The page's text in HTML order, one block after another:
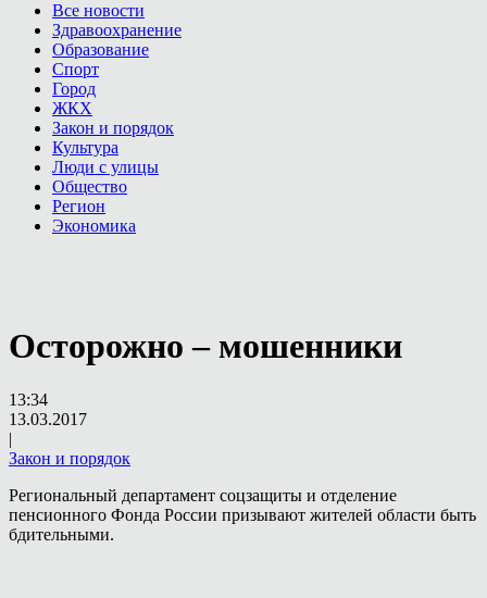
Все новости
Здравоохранение
Образование
Спорт
Город
ЖКХ
Закон и порядок
Культура
Люди с улицы
Общество
Регион
Экономика
Осторожно – мошенники
13:34
13.03.2017
|
Закон и порядок
Региональный департамент соцзащиты и отделение
пенсионного Фонда России призывают жителей области быть
бдительными.